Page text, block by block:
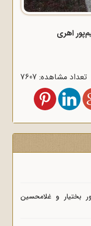
اهری
تعداد مشاهده: 7607
بختیار و غلامحسین